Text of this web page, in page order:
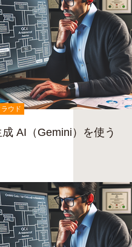
ウド
AI（Gemini）を使う